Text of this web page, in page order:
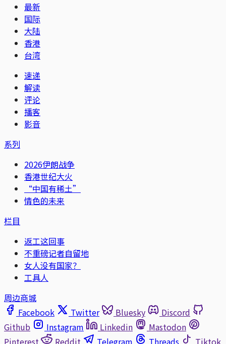
最新
国际
大陆
香港
台湾
速递
解读
评论
播客
影音
系列
2026伊朗战争
香港世纪大火
“中国有稀土”
情色的未来
栏目
返工这回事
不重磅记者自留地
女人没有国家？
工具人
周边商城
Facebook
Twitter Bluesky
Discord
Github
Instagram Linkedin
Mastodon
Pinterest
Reddit Telegram Threads
Tiktok